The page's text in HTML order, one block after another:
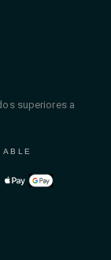
superiores a